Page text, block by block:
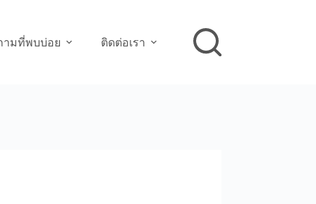
ามที่พบบ่อย ติดต่อเรา